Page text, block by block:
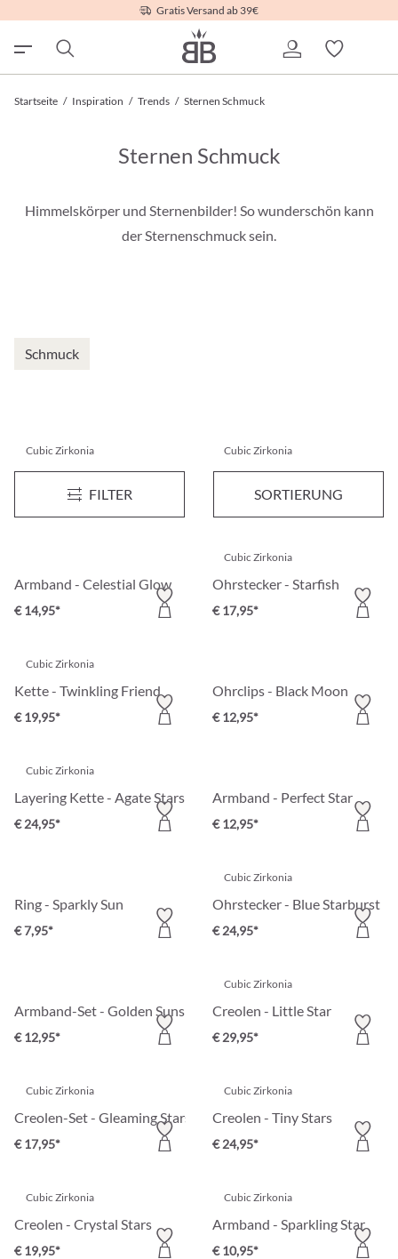
Gratis Versand ab 39€
Startseite / Inspiration / Trends / Sternen Schmuck
Sternen Schmuck
Himmelskörper und Sternenbilder! So wunderschön kann
der Sternenschmuck sein.
Schmuck
FILTER SORTIERUNG
Cubic Zirkonia
Armband - Steel Nights
Cubic Zirkonia
Ohrstecker - Tiny Stars
€ 24,95*
Armband - Celestial Glow
€ 14,95*
Cubic Zirkonia
Ohrstecker - Starfish
€ 17,95*
Cubic Zirkonia
Kette - Twinkling Friend
€ 19,95*
Ohrclips - Black Moon
€ 12,95*
Cubic Zirkonia
Layering Kette - Agate Stars
€ 24,95*
Armband - Perfect Star
€ 12,95*
Ring - Sparkly Sun
€ 7,95*
Cubic Zirkonia
Ohrstecker - Blue Starburst
€ 24,95*
Armband-Set - Golden Suns
€ 12,95*
Cubic Zirkonia
Creolen - Little Star
€ 29,95*
Cubic Zirkonia
Creolen-Set - Gleaming Stars
€ 17,95*
Cubic Zirkonia
Creolen - Tiny Stars
€ 24,95*
Cubic Zirkonia
Creolen - Crystal Stars
€ 19,95*
Cubic Zirkonia
Armband - Sparkling Star
€ 10,95*